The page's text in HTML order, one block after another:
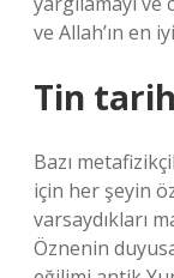
ve Allah’ın en
Tin
Bazı
için her şeyin
varsaydıkları
Öznenin